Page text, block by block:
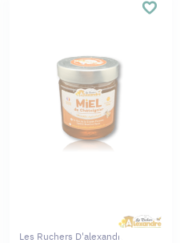
Les Ruchers D'alexandre